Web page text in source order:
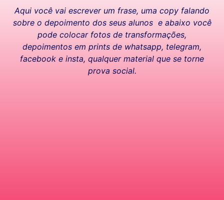
Aqui você vai escrever um frase, uma copy falando
sobre o depoimento dos seus alunos e abaixo você
pode colocar fotos de transformações,
depoimentos em prints de whatsapp, telegram,
facebook e insta, qualquer material que se torne
prova social.